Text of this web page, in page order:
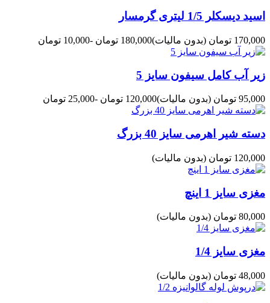
اسید دیسکلر 1/5 لیتری گرمسار
170,000 تومان (بدون مالیات)180,000 تومان -10,000 تومان
زیر آب کامل سیفون سایز 5
95,000 تومان (بدون مالیات)120,000 تومان -25,000 تومان
دسته شیر اهرمی سایز 40 بزرگ
120,000 تومان (بدون مالیات)
مغزی سایز 1 اینچ
80,000 تومان (بدون مالیات)
مغزی سایز 1/4
48,000 تومان (بدون مالیات)